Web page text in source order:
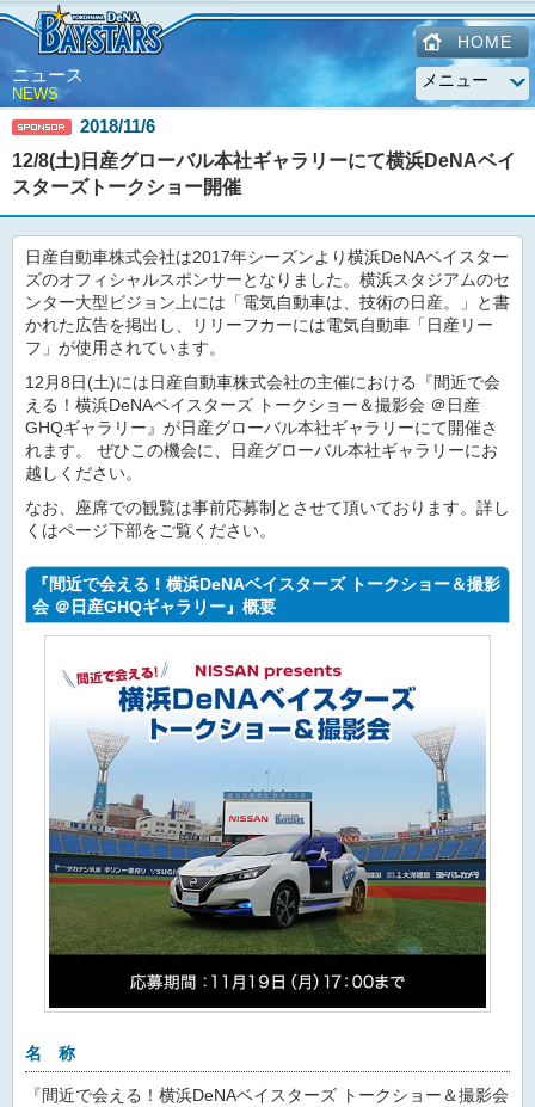
HOME
ニュース
NEWS
2018/11/6
12/8(土)日産グローバル本社ギャラリーにて横浜DeNAベイ
スターズトークショー開催
日産自動車株式会社は2017年シーズンより横浜DeNAベイスター
ズのオフィシャルスポンサーとなりました。横浜スタジアムのセ
ンター大型ビジョン上には「電気自動車は、技術の日産。」と書
かれた広告を掲出し、リリーフカーには電気自動車「日産リー
フ」が使用されています。
12月8日(土)には日産自動車株式会社の主催における『間近で会
える！横浜DeNAベイスターズ トークショー＆撮影会 ＠日産
GHQギャラリー』が日産グローバル本社ギャラリーにて開催さ
れます。 ぜひこの機会に、日産グローバル本社ギャラリーにお
越しください。
なお、座席での観覧は事前応募制とさせて頂いております。詳し
くはページ下部をご覧ください。
『間近で会える！横浜DeNAベイスターズ トークショー＆撮影
会 ＠日産GHQギャラリー』概要
名 称
『間近で会える！横浜DeNAベイスターズ トークショー＆撮影会